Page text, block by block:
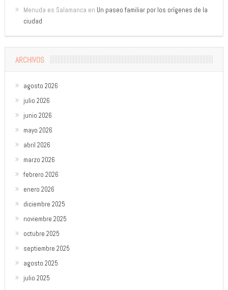
Menuda es Salamanca en Un paseo familiar por los orígenes de la
ciudad
ARCHIVOS
agosto 2026
julio 2026
junio 2026
mayo 2026
abril 2026
marzo 2026
febrero 2026
enero 2026
diciembre 2025
noviembre 2025
octubre 2025
septiembre 2025
agosto 2025
julio 2025